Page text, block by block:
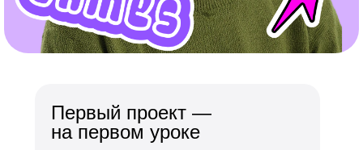
Первый проект —
на первом уроке